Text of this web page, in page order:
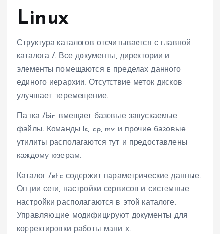
Linux
Структура каталогов отсчитывается с главной
каталога /. Все документы, директории и
элементы помещаются в пределах данного
единого иерархии. Отсутствие меток дисков
улучшает перемещение.
Папка /bin вмещает базовые запускаемые
файлы. Команды ls, cp, mv и прочие базовые
утилиты располагаются тут и предоставлены
каждому юзерам.
Каталог /etc содержит параметрические данные.
Опции сети, настройки сервисов и системные
настройки располагаются в этой каталоге.
Управляющие модифицируют документы для
корректировки работы мани х.